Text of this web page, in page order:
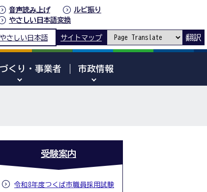
音声読み上げ
ルビ振り
やさしい日本語変換
やさしい日本語 サイトマップ 翻訳
くり・事業者 市政情報
受験案内
令和8年度つくば市職員採用試験